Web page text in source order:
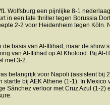
Wolfsburg een pijnlijke 8-1
in een late thriller tegen Borussia
2-2 voor Heidenheim tegen Köln.
basis van Al-Ittihad, maar de show
van Al-Ittihad op Al Kholood. Bij Al-
met 3-2.
belangrijk voor Napoli (assistent bij
bij AEK Athene (1-1). In Mexico
Sánchez verloor met Cruz Azul (1-2)